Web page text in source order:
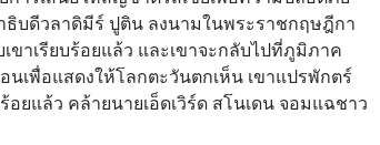
ขาเรียบร้อยแล้ว และเขาจะกลับไปที่ภูมิภาค
นเพื่อแสดงให้โลกตะวันตกเห็น เขาแปรพักตร์
อยแล้ว คล้ายนายเอ็ดเวิร์ด สโนเดน จอมแฉชาว